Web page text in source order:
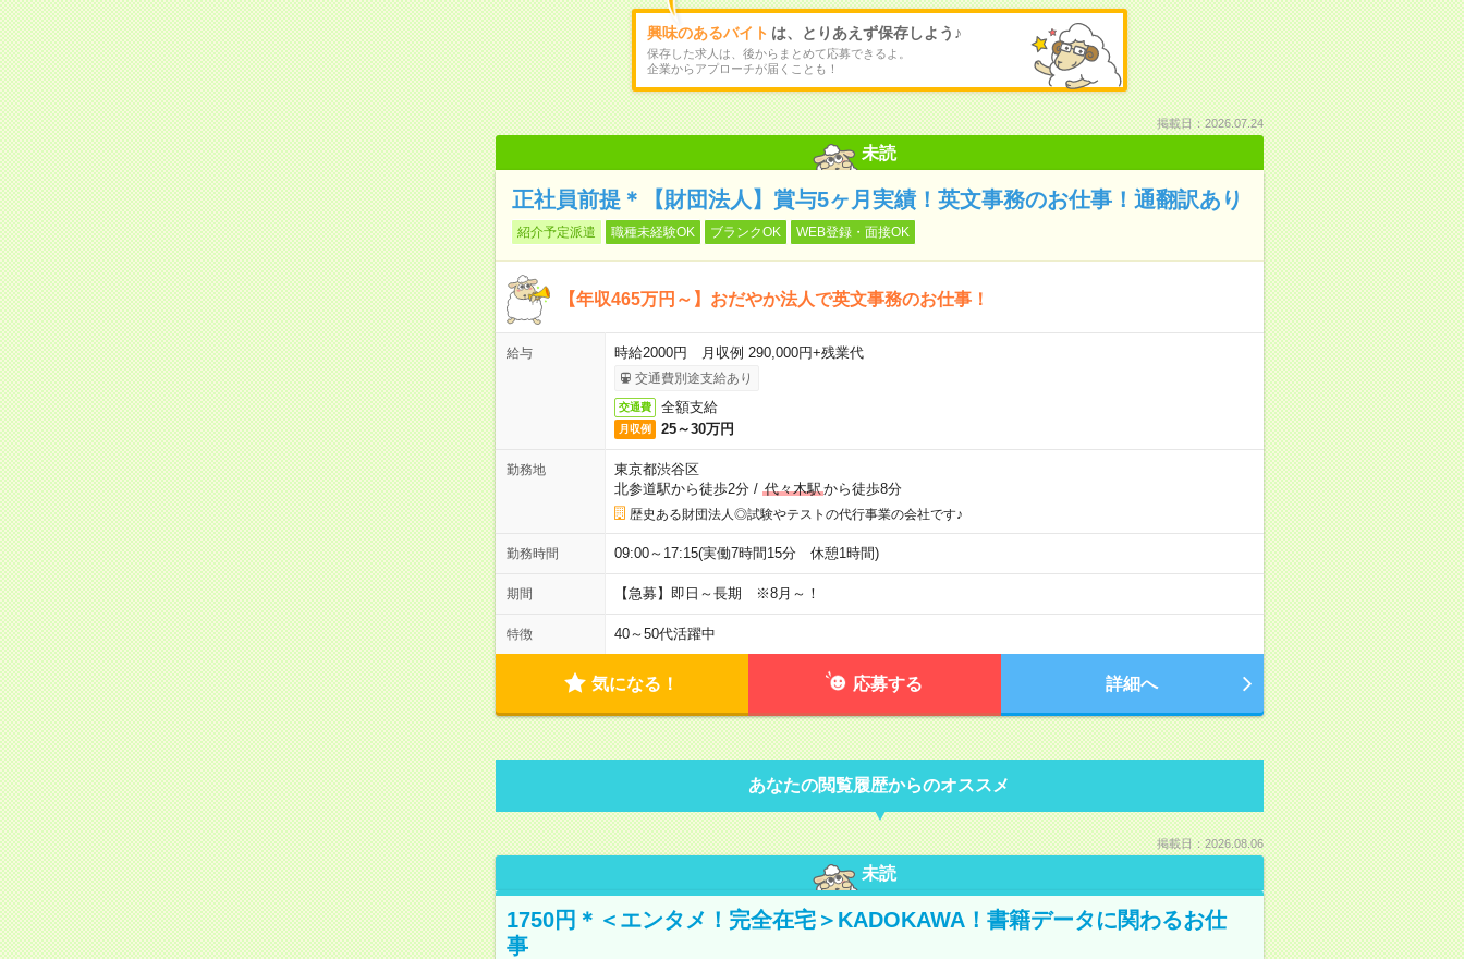
興味のあるバイト は、とりあえず保存しよう♪
保存した求人は、後からまとめて応募できるよ。
企業からアプローチが届くことも！
掲載日：2026.07.24
未読
正社員前提＊【財団法人】賞与5ヶ月実績！英文事務のお仕事！通翻訳あり
紹介予定派遣 職種未経験OK ブランクOK WEB登録・面接OK
【年収465万円～】おだやか法人で英文事務のお仕事！
給与 時給2000円 月収例 290,000円+残業代
交通費別途支給あり
交通費 全額支給
月収例 25～30万円
勤務地
東京都渋谷区
北参道駅から徒歩2分/ 代々木駅から徒歩8分
歴史ある財団法人◎試験やテストの代行事業の会社です♪
勤務時間 09:00～17:15(実働7時間15分 休憩1時間)
期間 【急募】即日～長期 ※8月～！
特徴 40～50代活躍中
気になる！ 応募する 詳細へ
あなたの閲覧履歴からのオススメ
掲載日：2026.08.06
未読
1750円＊＜エンタメ！完全在宅＞KADOKAWA！書籍データに関わるお仕
事